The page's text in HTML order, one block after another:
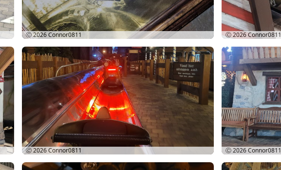
Ⓒ 2026Connor0811 Ⓒ 2026Connor0811
Ⓒ 2026Connor0811 Ⓒ 2026Connor0811